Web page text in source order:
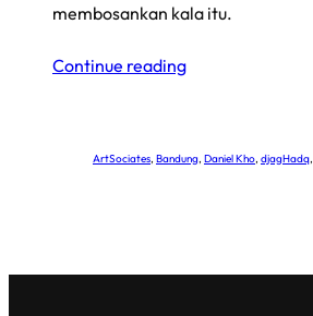
membosankan kala itu.
Continue reading
ArtSociates, Bandung, Daniel Kho, djagHadq,